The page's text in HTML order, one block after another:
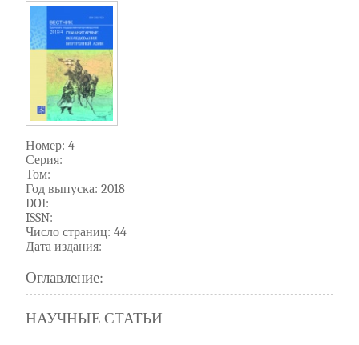
Номер: 4
Серия:
Том:
Год выпуска: 2018
DOI:
ISSN:
Число страниц: 44
Дата издания:
Оглавление:
НАУЧНЫЕ СТАТЬИ